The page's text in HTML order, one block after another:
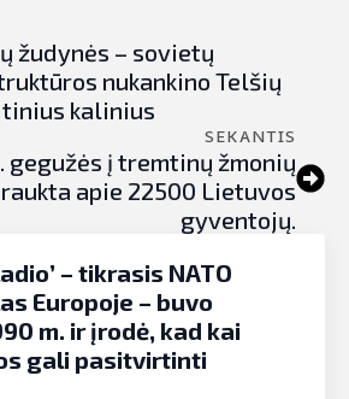
žudynės – sovietų
nukankino Telšių
kalinius
SEKANTIS
gegužės į tremtinų žmonių
apie 22500 Lietuvos
gyventojų.
– tikrasis NATO
Europoje – buvo
m. ir įrodė, kad kai
gali pasitvirtinti